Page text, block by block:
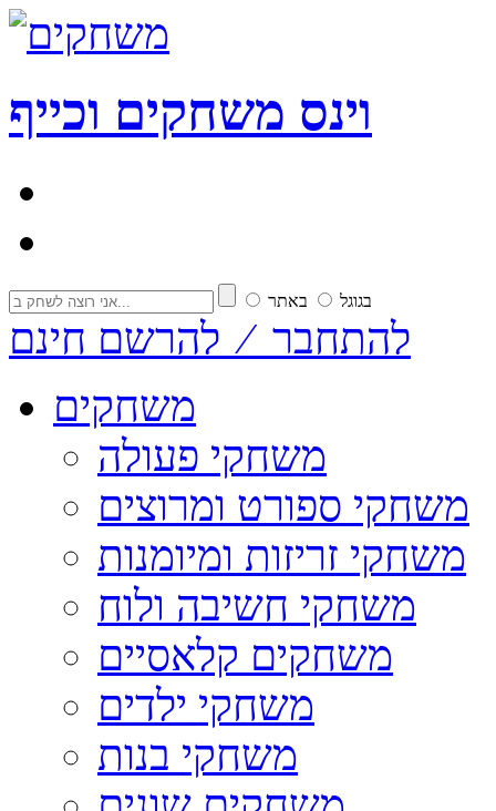
וינס משחקים וכייף
בגוגל באתר
להתחבר ⁄ להרשם חינם
משחקים
משחקי פעולה
משחקי ספורט ומרוצים
משחקי זריזות ומיומנות
משחקי חשיבה ולוח
משחקים קלאסיים
משחקי ילדים
משחקי בנות